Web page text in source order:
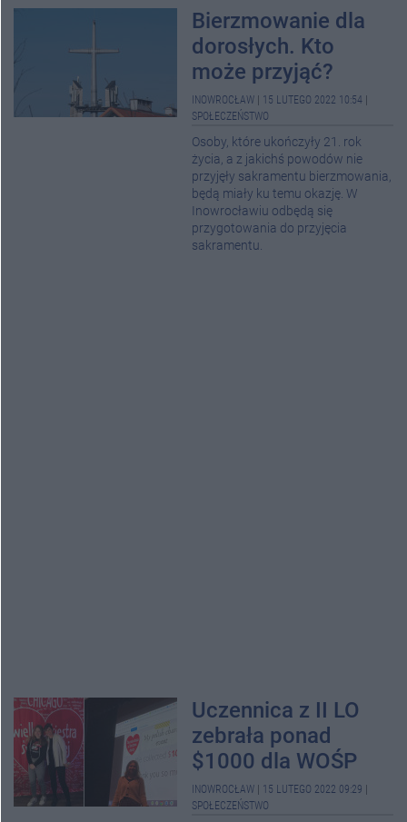
Bierzmowanie dla
dorosłych. Kto
może przyjąć?
INOWROCŁAW 15 LUTEGO 2022 10:54
SPOŁECZEŃSTWO
Osoby, które ukończyły 21. rok
życia, a z jakichś powodów nie
przyjęły sakramentu bierzmowania,
będą miały ku temu okazję. W
Inowrocławiu odbędą się
przygotowania do przyjęcia
sakramentu.
Uczennica z II LO
zebrała ponad
$1000 dla WOŚP
INOWROCŁAW 15 LUTEGO 2022 09:29
SPOŁECZEŃSTWO